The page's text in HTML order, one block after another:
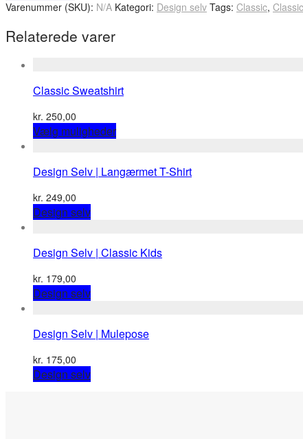
Varenummer (SKU): N/A Kategori: Design selv Tags: Classic,
Relaterede varer
Classic Sweatshirt
kr. 250,00
Vælg mulighederThis
product
multiple
chosen
Design Selv | Langærmet T-Shirt
kr. 249,00
Design selvThis
product
multiple
options
chosen
product
Design Selv | Classic Kids
kr. 179,00
Design selvThis
product
multiple
options
Design Selv | Mulepose
kr. 175,00
Design selv